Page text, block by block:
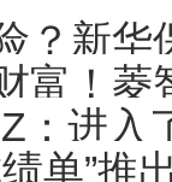
？新华
富！菱
：进入
单”推